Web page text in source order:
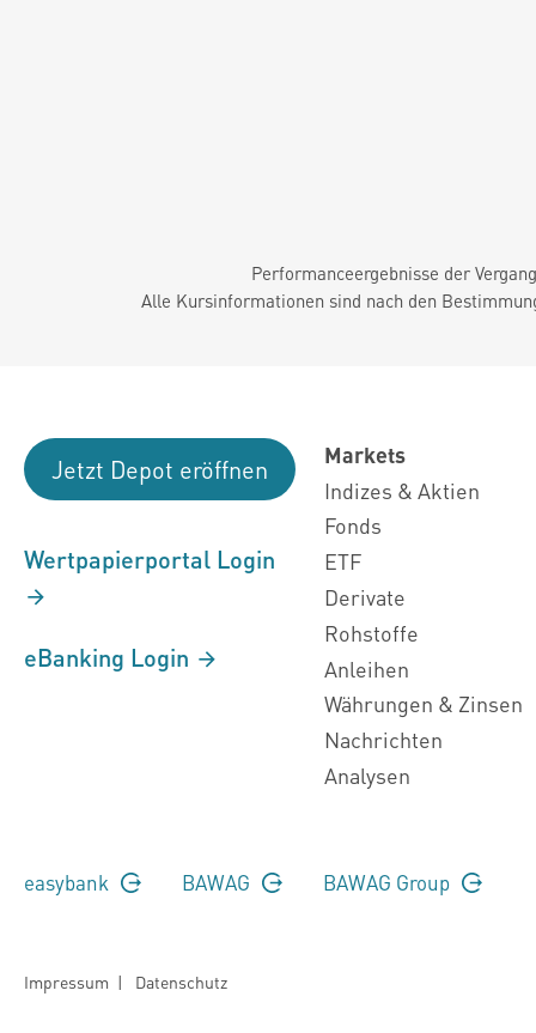
Performanceergebnisse der
Alle Kursinformationen sind nach den
Jetzt Depot eröffnen
Wertpapierportal Login
eBanking Login
Markets
Indizes & Aktien
Fonds
ETF
Derivate
Rohstoffe
Anleihen
Währungen & Zinsen
Nachrichten
Analysen
easybank BAWAG BAWAG Group
Impressum | Datenschutz